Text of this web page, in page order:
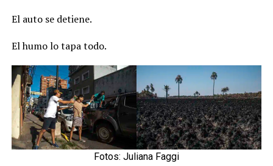
El auto se detiene.
El humo lo tapa todo.
Fotos: Juliana Faggi